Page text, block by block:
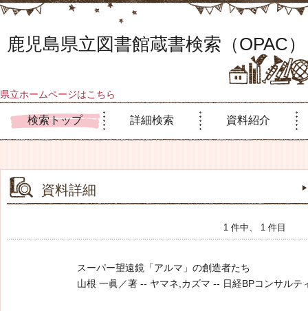
鹿児島県立図書館蔵書検索（OPAC）
県立ホームページはこちら
検索トップ 詳細検索 資料紹介
資料詳細
1 件中、 1 件目
スーパー望遠鏡「アルマ」の創造者たち
山根 一眞／著 -- ヤマネ,カズマ -- 日経BPコンサル